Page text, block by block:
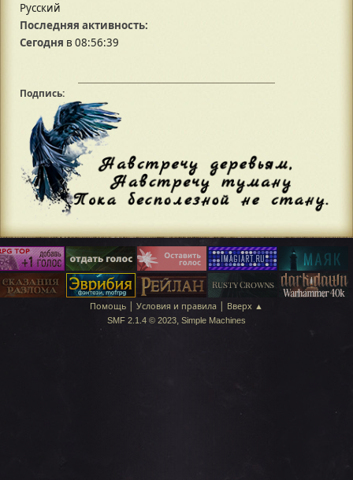
Русский
Последняя активность:
Сегодня в 08:56:39
Подпись:
Помощь | Условия и правила | Вверх ▲
SMF 2.1.4 © 2023, Simple Machines